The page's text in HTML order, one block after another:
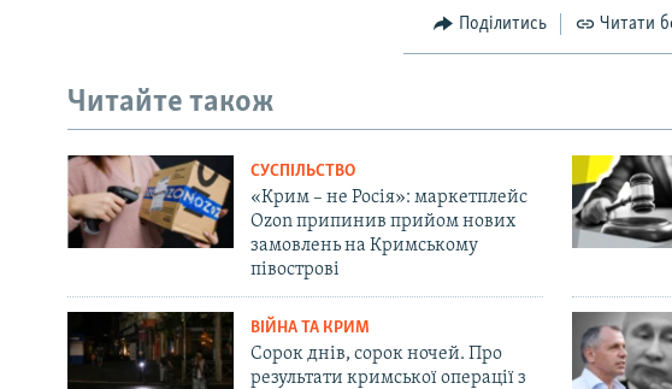
Поділитись Читати
Читайте також
СУСПІЛЬСТВО
«Крим – не Росія»: маркетплейс
Ozon припинив прийом нових
замовлень на Кримському
півострові
ВІЙНА ТА КРИМ
Сорок днів, сорок ночей. Про
результати кримської операції з